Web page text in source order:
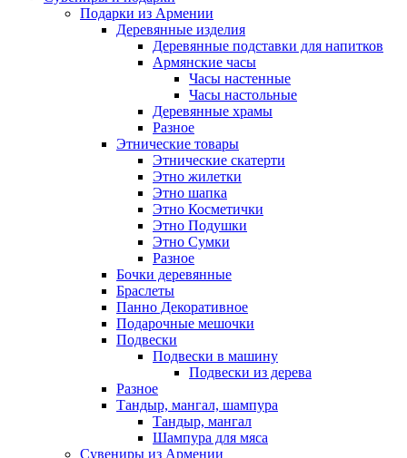
Подарки из Армении
Деревянные изделия
Деревянные подставки для напитков
Армянские часы
Часы настенные
Часы настольные
Деревянные храмы
Разное
Этнические товары
Этнические скатерти
Этно жилетки
Этно шапка
Этно Косметички
Этно Подушки
Этно Сумки
Разное
Бочки деревянные
Браслеты
Панно Декоративное
Подарочные мешочки
Подвески
Подвески в машину
Подвески из дерева
Разное
Тандыр, мангал, шампура
Тандыр, мангал
Шампура для мяса
Сувениры из Армении